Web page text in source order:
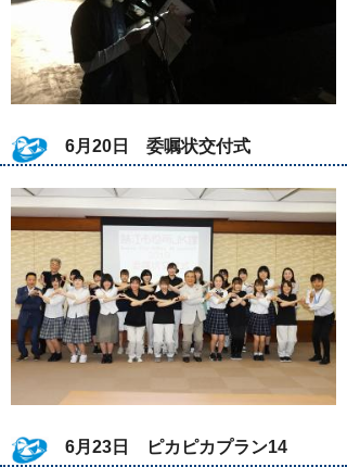
6月20日 委嘱状交付式
6月23日 ピカピカプラン14